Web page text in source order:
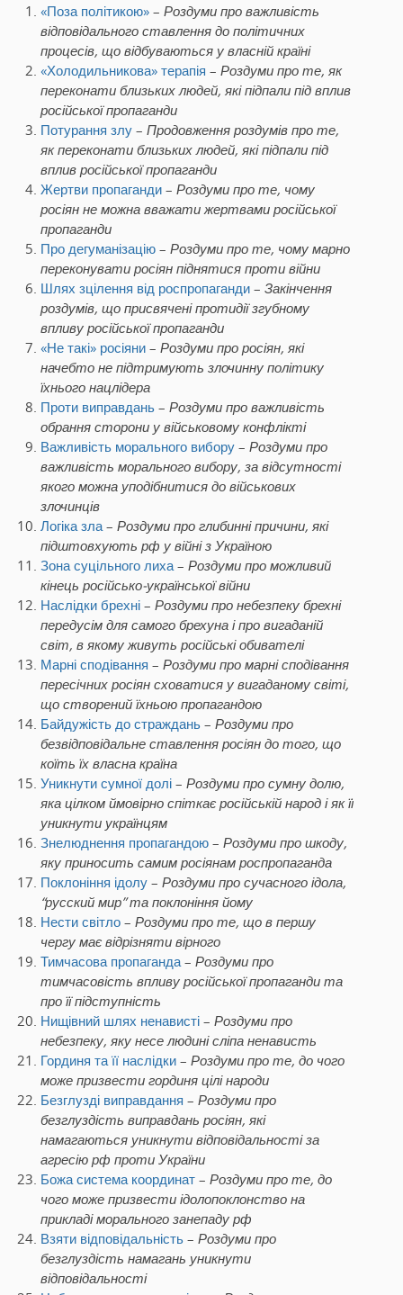
«Поза політикою»– Роздуми про важливість
відповідального ставлення до політичних
процесів, що відбуваються у власній країні
«Холодильникова» терапія – Роздуми про те, як
переконати близьких людей, які підпали під вплив
російської пропаганди
Потурання злу– Продовження роздумів про те,
як переконати близьких людей, які підпали під
вплив російської пропаганди
Жертви пропаганди– Роздуми про те, чому
росіян не можна вважати жертвами російської
пропаганди
Про дегуманізацію– Роздуми про те, чому марно
переконувати росіян піднятися проти війни
Шлях зцілення від роспропаганди– Закінчення
роздумів, що присвячені протидії згубному
впливу російської пропаганди
«Не такі» росіяни– Роздуми про росіян, які
начебто не підтримують злочинну політику
їхнього нацлідера
Проти виправдань– Роздуми про важливість
обрання сторони у військовому конфлікті
Важливість морального вибору– Роздуми про
важливість морального вибору, за відсутності
якого можна уподібнитися до військових
злочинців
Логіка зла– Роздуми про глибинні причини, які
підштовхують рф у війні з Україною
Зона суцільного лиха– Роздуми про можливий
кінець російсько-української війни
Наслідки брехні– Роздуми про небезпеку брехні
передусім для самого брехуна і про вигаданій
світ, в якому живуть російські обивателі
Марні сподівання – Роздуми про марні сподівання
пересічних росіян сховатися у вигаданому світі,
що створений їхньою пропагандою
Байдужість до страждань– Роздуми про
безвідповідальне ставлення росіян до того, що
коїть їх власна країна
Уникнути сумної долі– Роздуми про сумну долю,
яка цілком ймовірно спіткає російській народ і як її
уникнути українцям
Знелюднення пропагандою– Роздуми про шкоду,
яку приносить самим росіянам роспропаганда
Поклоніння ідолу– Роздуми про сучасного ідола,
“русский мир” та поклоніння йому
Нести світло– Роздуми про те, що в першу
чергу має відрізняти вірного
Тимчасова пропаганда– Роздуми про
тимчасовість впливу російської пропаганди та
про її підступність
Нищівний шлях ненависті– Роздуми про
небезпеку, яку несе людині сліпа ненависть
Гординя та її наслідки– Роздуми про те, до чого
може призвести гординя цілі народи
Безглузді виправдання – Роздуми про
безглуздість виправдань росіян, які
намагаються уникнути відповідальності за
агресію рф проти України
Божа система координат– Роздуми про те, до
чого може призвести ідолопоклонство на
прикладі морального занепаду рф
Взяти відповідальність– Роздуми про
безглуздість намагань уникнути
відповідальності